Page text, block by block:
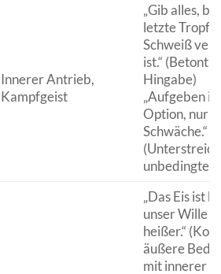
Innerer Antrieb,
Kampfgeist
„Gib alles,
letzte
Schweiß
ist.“ (Betont
Hingabe)
„Aufgeben
Option, nur
Schwäche.“
unbedingten
„Das Eis ist
unser Wille
heißer.“
äußere
mit innerer